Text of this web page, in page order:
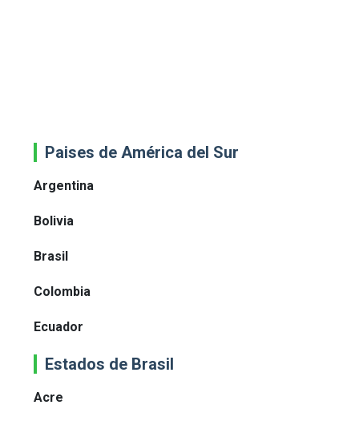
Paises de América del Sur
Argentina
Bolivia
Brasil
Colombia
Ecuador
Estados de Brasil
Acre